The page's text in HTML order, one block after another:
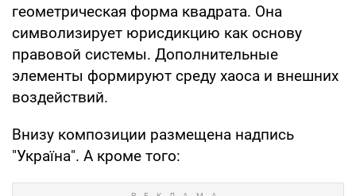
геометрическая форма квадрата. Она
символизирует юрисдикцию как основу
правовой системы. Дополнительные
элементы формируют среду хаоса и внешних
воздействий.
Внизу композиции размещена надпись
"Україна". А кроме того: